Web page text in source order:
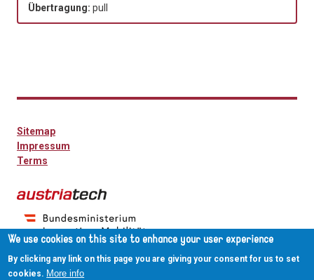
Übertragung: pull
Sitemap
Impressum
Terms
We use cookies on this site to enhance your user experience
By clicking any link on this page you are giving your consent for us to set
cookies. More info